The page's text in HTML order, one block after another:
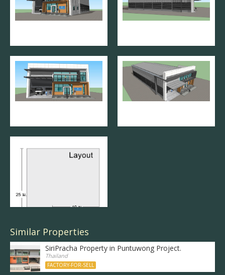
Similar Properties
SiriPracha Property in Puntuwong Project.
Thailand
FACTORY-FOR-SELL